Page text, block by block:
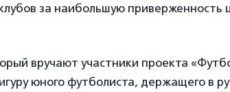
за наибольшую приверженность
вручают участники проекта
юного футболиста, держащего в